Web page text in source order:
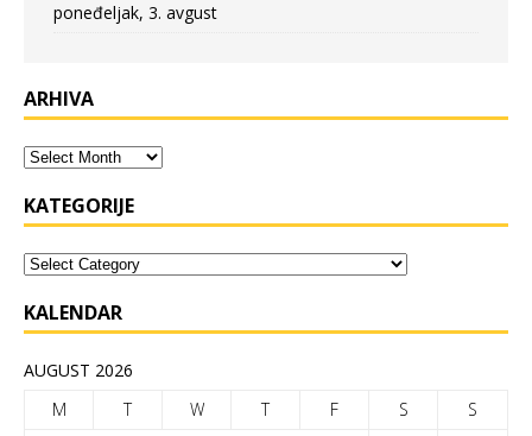
poneđeljak, 3. avgust
ARHIVA
KATEGORIJE
KALENDAR
AUGUST 2026
M
T W T F S
S